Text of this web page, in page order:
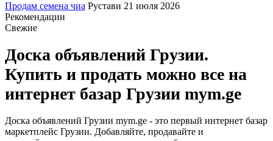
Продам семена чиа Рустави 21 июля 2026
Рекомендации
Свежие
Доска объявлений Грузии.
Купить и продать можно все на
интернет базар Грузии mym.ge
Доска объявлений Грузии mym.ge - это первый интернет базар
маркетплейс Грузии. Добавляйте, продавайте и